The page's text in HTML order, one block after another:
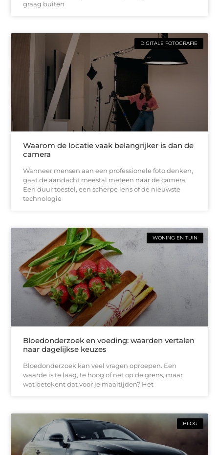
graag buiten
DIGITALE FOTOGRAFIE
Waarom de locatie vaak belangrijker is dan de
camera
Wanneer mensen aan een professionele foto denken,
gaat de aandacht meestal meteen naar de camera.
Een duur toestel, een scherpe lens of de nieuwste
technologie
WONING EN TUIN
Bloedonderzoek en voeding: waarden vertalen
naar dagelijkse keuzes
Bloedonderzoek kan veel vragen oproepen. Een
waarde is te laag, te hoog of net op de grens, maar
wat betekent dat voor je maaltijden? Het
BLOG